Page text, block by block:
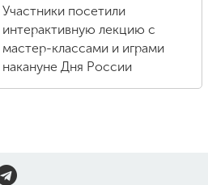
Участники посетили
интерактивную лекцию с
мастер-классами и играми
накануне Дня России